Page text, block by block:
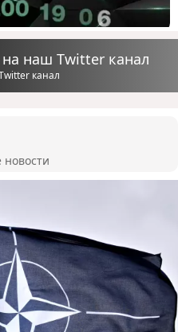
наш Twitter канал
канал